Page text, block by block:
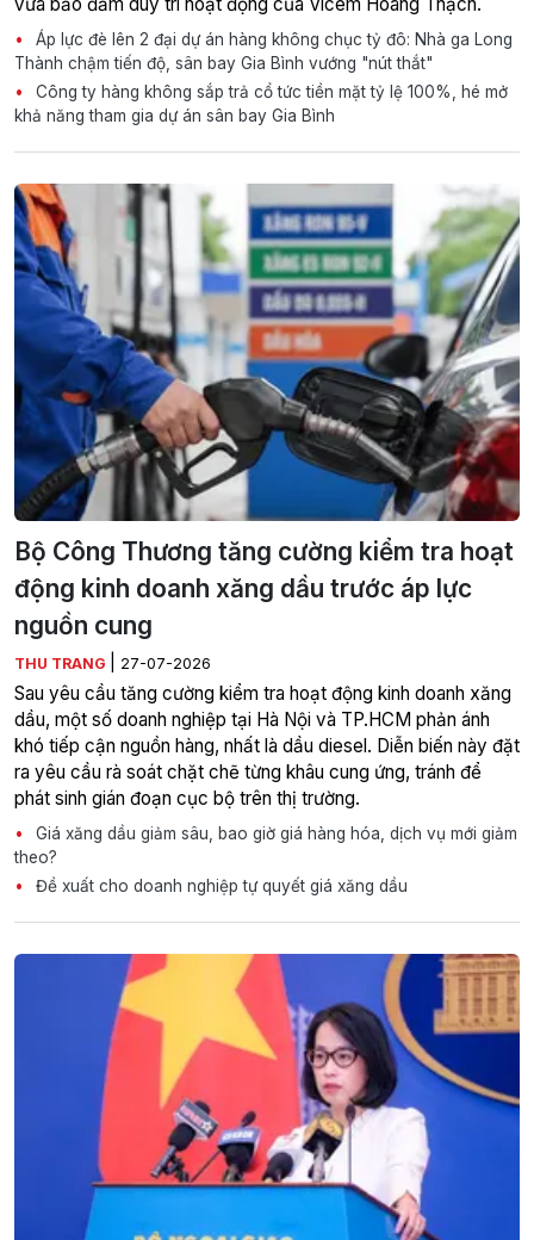
vừa bảo đảm duy trì hoạt động của Vicem Hoàng Thạch.
Áp lực đè lên 2 đại dự án hàng không chục tỷ đô: Nhà ga Long
Thành chậm tiến độ, sân bay Gia Bình vướng "nút thắt"
Công ty hàng không sắp trả cổ tức tiền mặt tỷ lệ 100%, hé mở
khả năng tham gia dự án sân bay Gia Bình
Bộ Công Thương tăng cường kiểm tra hoạt
động kinh doanh xăng dầu trước áp lực
nguồn cung
THU TRANG 27-07-2026
Sau yêu cầu tăng cường kiểm tra hoạt động kinh doanh xăng
dầu, một số doanh nghiệp tại Hà Nội và TP.HCM phản ánh
khó tiếp cận nguồn hàng, nhất là dầu diesel. Diễn biến này đặt
ra yêu cầu rà soát chặt chẽ từng khâu cung ứng, tránh để
phát sinh gián đoạn cục bộ trên thị trường.
Giá xăng dầu giảm sâu, bao giờ giá hàng hóa, dịch vụ mới giảm
theo?
Đề xuất cho doanh nghiệp tự quyết giá xăng dầu